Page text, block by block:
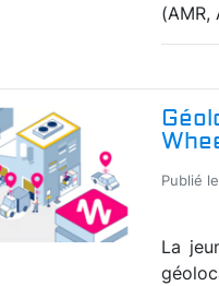
(AMR,
Publié
La